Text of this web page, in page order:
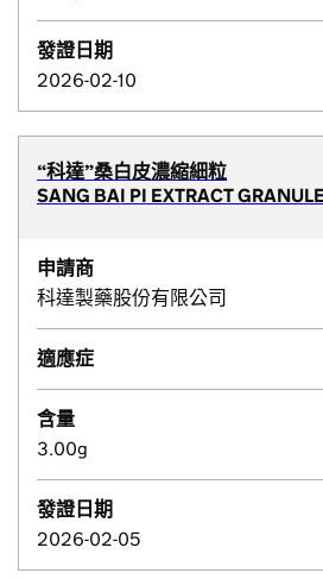
發證日期
2026-02-10
“科達”桑白皮濃縮細粒
SANG BAI PI EXTRACT
申請商
科達製藥股份有限公司
適應症
含量
3.00g
發證日期
2026-02-05